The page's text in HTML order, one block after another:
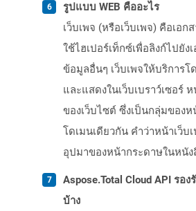
รูปแบบ WEB คืออะไร
เว็บเพจ (หรือเว็บเพจ) คือเอก
ใช้ไฮเปอร์เท็กซ์เพื่อลิงก์ไปยัง
ข้อมูลอื่นๆ เว็บเพจให้บริการโ
และแสดงในเว็บเบราว์เซอร์
ของเว็บไซต์ ซึ่งเป็นกลุ่มของห
โดเมนเดียวกัน คำว่าหน้าเว็บ
อุปมาของหน้ากระดาษในหนัง
Aspose.Total Cloud API รอ
บ้าง